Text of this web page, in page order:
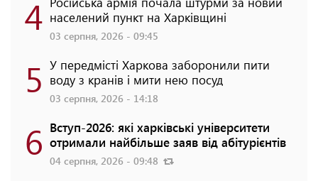
4 населений пункт на Харківщині
03 серпня, 2026 - 09:45
5 У передмісті Харкова заборонили пити
воду з кранів і мити нею посуд
03 серпня, 2026 - 14:18
6 Вступ-2026: які харківські університети
отримали найбільше заяв від абітурієнтів
04 серпня, 2026 - 09:48